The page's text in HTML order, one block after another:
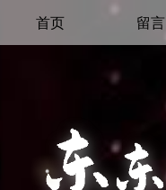
首页 留言